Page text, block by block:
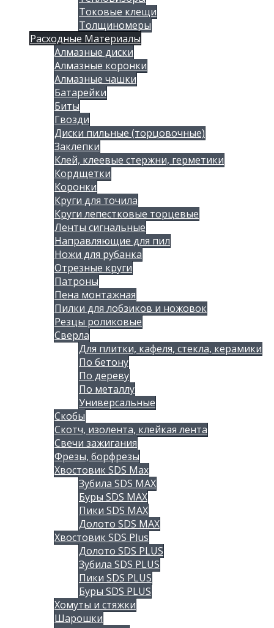
Токовые клещи
Толщиномеры
Расходные Материалы
Алмазные диски
Алмазные коронки
Алмазные чашки
Батарейки
Биты
Гвозди
Диски пильные (торцовочные)
Заклепки
Клей, клеевые стержни, герметики
Кордщетки
Коронки
Круги для точила
Круги лепестковые торцевые
Ленты сигнальные
Направляющие для пил
Ножи для рубанка
Отрезные круги
Патроны
Пена монтажная
Пилки для лобзиков и ножовок
Резцы роликовые
Сверла
Для плитки, кафеля, стекла, керамики
По бетону
По дереву
По металлу
Универсальные
Скобы
Скотч, изолента, клейкая лента
Свечи зажигания
Фрезы, борфрезы
Хвостовик SDS Max
Зубила SDS MAX
Буры SDS MAX
Пики SDS MAX
Долото SDS MAX
Хвостовик SDS Plus
Долото SDS PLUS
Зубила SDS PLUS
Пики SDS PLUS
Буры SDS PLUS
Хомуты и стяжки
Шарошки